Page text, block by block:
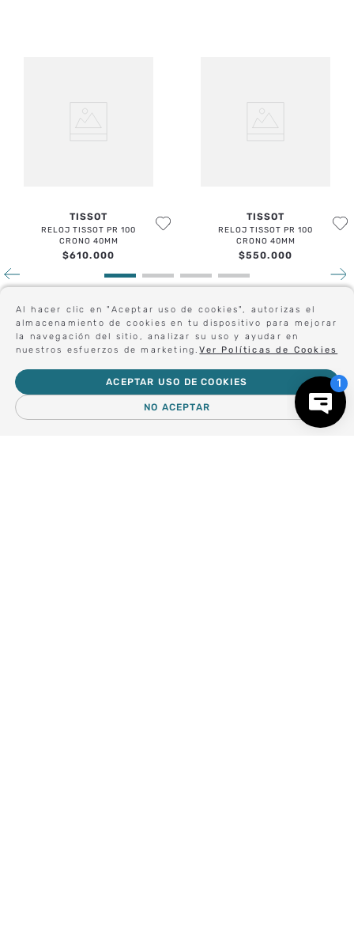
Al hacer clic en "Aceptar uso de cookies", autorizas el
almacenamiento de cookies en tu dispositivo para mejorar
la navegación del sitio, analizar su uso y ayudar en
nuestros esfuerzos de marketing.Ver Políticas de Cookies
NO ACEPTAR
ACEPTAR USO DE COOKIES
TISSOT
RELOJ TISSOT PR 100
CRONO 40MM
$610.000
TISSOT
RELOJ TISSOT PR 100
CRONO 40MM
$550.000
Sé el primero en conocer nuestras novedades:
Forma parte de nuestros clientes exclusivos.